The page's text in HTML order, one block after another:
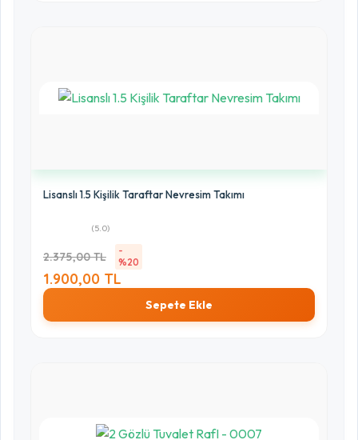
Lisanslı 1.5 Kişilik Taraftar Nevresim Takımı
(5.0)
2.375,00 TL
-
%20
1.900,00 TL
Sepete Ekle